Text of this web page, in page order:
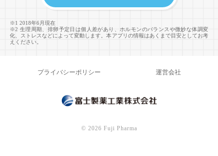
※1 2018年6月現在
※2 生理周期、排卵予定日は個人差があり、ホルモンのバランスや微妙な体調変
化、ストレスなどによって変動します。本アプリの情報はあくまで目安としてお考
えください。
プライバシーポリシー 運営会社
© 2026 Fuji Pharma